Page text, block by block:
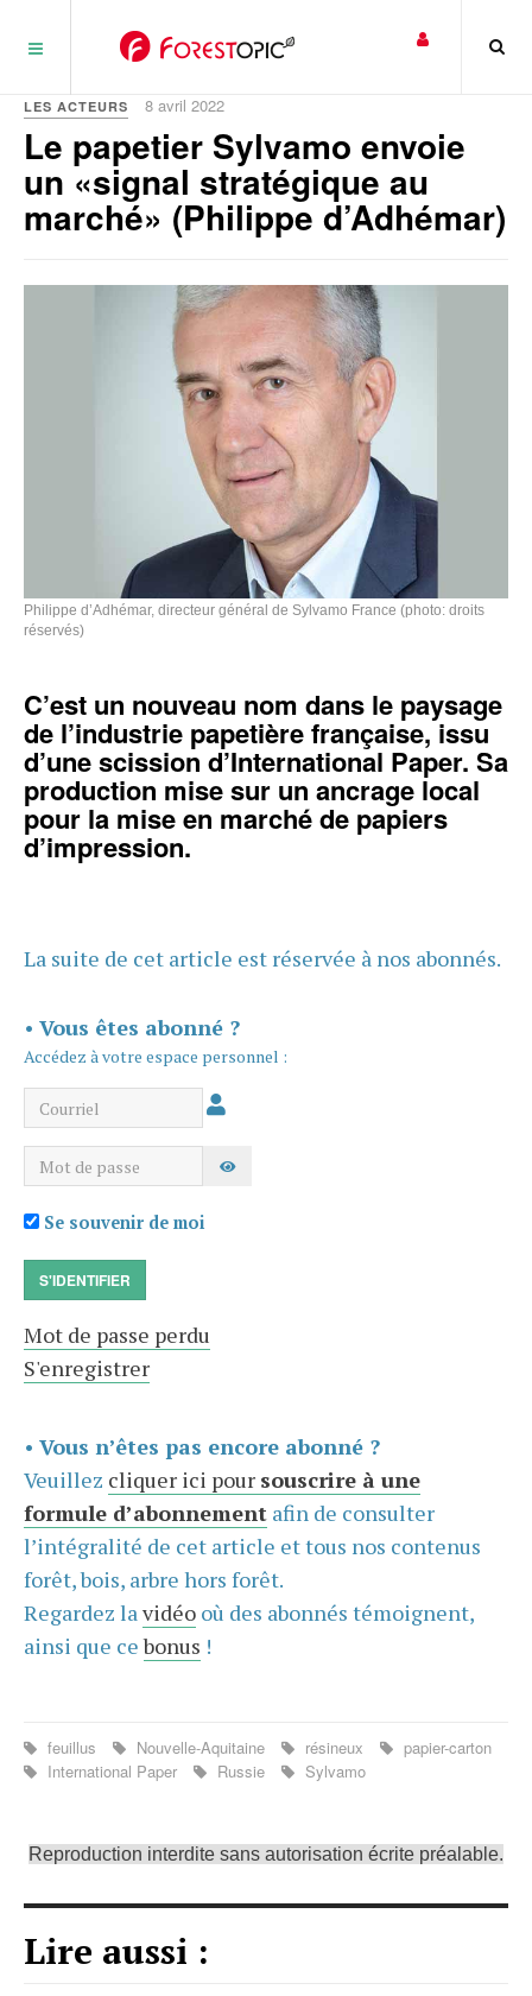
LES ACTEURS 8 avril 2022
Le papetier Sylvamo envoie
un «signal stratégique au
marché» (Philippe d’Adhémar)
Philippe d’Adhémar, directeur général de Sylvamo France (photo: droits
réservés)
C’est un nouveau nom dans le paysage
de l’industrie papetière française, issu
d’une scission d’International Paper. Sa
production mise sur un ancrage local
pour la mise en marché de papiers
d’impression.
La suite de cet article est réservée à nos abonnés.
• Vous êtes abonné ?
Accédez à votre espace personnel :
Courriel
Mot de passe AFFICHER LE MOT DE PASSE
Se souvenir de moi
S'IDENTIFIER
Mot de passe perdu
S'enregistrer
• Vous n’êtes pas encore abonné ?
Veuillez cliquer ici pour souscrire à une
formule d’abonnement afin de consulter
l’intégralité de cet article et tous nos contenus
forêt, bois, arbre hors forêt.
Regardez lavidéo où des abonnés témoignent,
ainsi que cebonus !
feuillus Nouvelle-Aquitaine résineux
papier-carton
International Paper
Russie Sylvamo
Reproduction interdite sans autorisation écrite préalable.
Lire aussi :